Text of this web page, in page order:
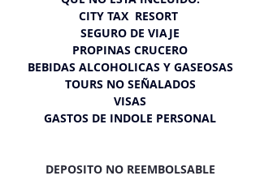
CITY TAX  RESORT
SEGURO DE VIAJE
PROPINAS CRUCERO
BEBIDAS ALCOHOLICAS Y GASEOSAS
TOURS NO SEÑALADOS
VISAS
GASTOS DE INDOLE PERSONAL
DEPOSITO NO REEMBOLSABLE